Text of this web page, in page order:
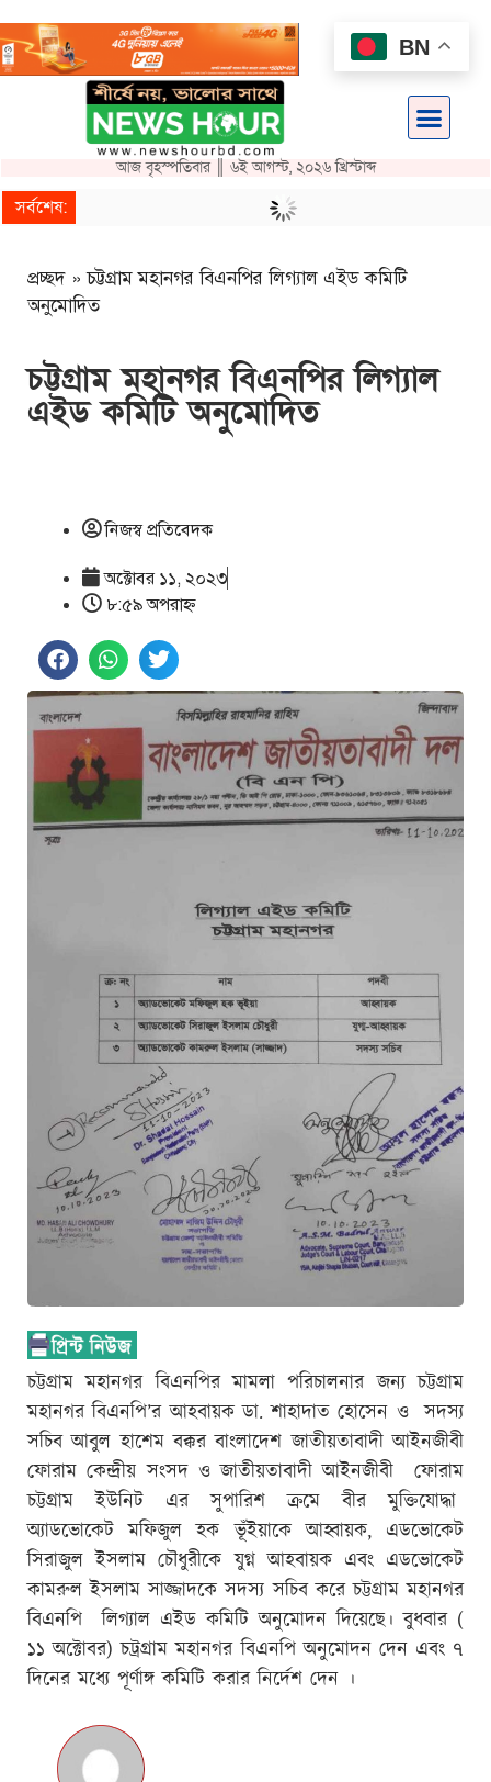
আজ বৃহস্পতিবার ║ ৬ই আগস্ট, ২০২৬ খ্রিস্টাব্দ
সর্বশেষ: নিবন্ধন ও নবায়নকৃতরাই পাবে ই-রিকশার লাইসেন্স: চসিক মেয়র
প্রচ্ছদ »চট্টগ্রাম মহানগর বিএনপির লিগ্যাল এইড কমিটি
অনুমোদিত
চট্টগ্রাম মহানগর বিএনপির লিগ্যাল
এইড কমিটি অনুমোদিত
নিজস্ব প্রতিবেদক
অক্টোবর ১১, ২০২৩
৮:৫৯ অপরাহ্ণ
চট্টগ্রাম মহানগর বিএনপির মামলা পরিচালনার জন্য চট্টগ্রাম
মহানগর বিএনপি’র আহবায়ক ডা. শাহাদাত হোসেন ও সদস্য
সচিব আবুল হাশেম বক্কর বাংলাদেশ জাতীয়তাবাদী আইনজীবী
ফোরাম কেন্দ্রীয় সংসদ ও জাতীয়তাবাদী আইনজীবী ফোরাম
চট্টগ্রাম ইউনিট এর সুপারিশ ক্রমে বীর মুক্তিযোদ্ধা
অ্যাডভোকেট মফিজুল হক ভূঁইয়াকে আহ্বায়ক, এডভোকেট
সিরাজুল ইসলাম চৌধুরীকে যুগ্ন আহবায়ক এবং এডভোকেট
কামরুল ইসলাম সাজ্জাদকে সদস্য সচিব করে চট্টগ্রাম মহানগর
বিএনপি লিগ্যাল এইড কমিটি অনুমোদন দিয়েছে। বুধবার (
১১ অক্টোবর) চট্রগ্রাম মহানগর বিএনপি অনুমোদন দেন এবং ৭
দিনের মধ্যে পূর্ণাঙ্গ কমিটি করার নির্দেশ দেন ।
BN